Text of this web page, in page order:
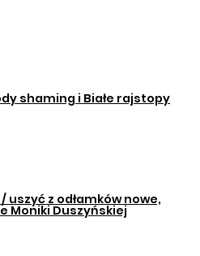
shaming i Białe rajstopy
uszyć z odłamków nowe,
Moniki Duszyńskiej